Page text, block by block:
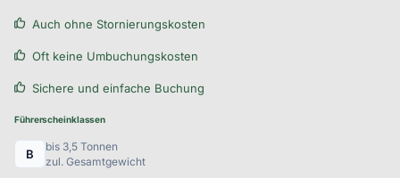
Auch ohne Stornierungskosten
Oft keine Umbuchungskosten
Sichere und einfache Buchung
Führerscheinklassen
B
bis 3,5 Tonnen
zul. Gesamtgewicht